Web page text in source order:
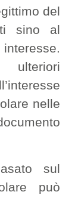
del
sino al
ulteriori
nelle
sul
può